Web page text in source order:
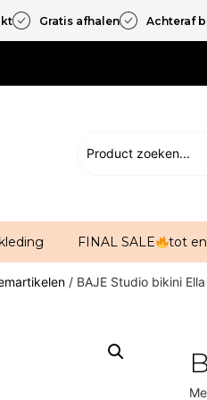
Gratis afhalen Achteraf
FINAL SALE tot
/ BAJE Studio bikini